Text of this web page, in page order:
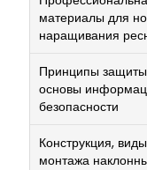
материалы для
наращивания
Принципы
основы
безопасности
Конструкция,
монтажа